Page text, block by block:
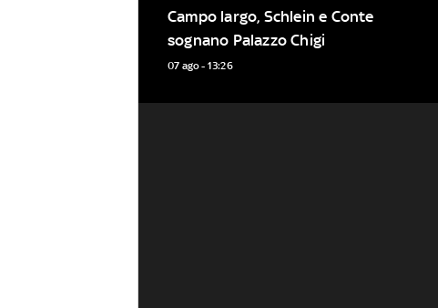
Campo largo, Schlein e Conte
sognano Palazzo Chigi
07 ago - 13:26